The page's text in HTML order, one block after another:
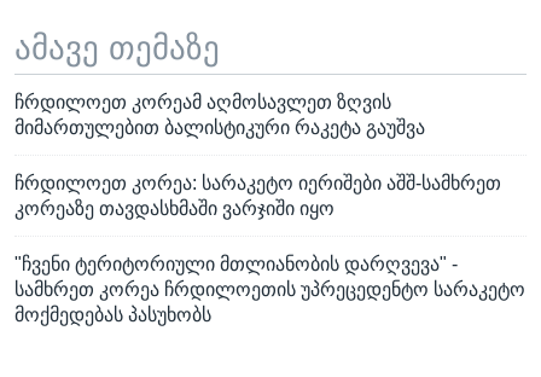
ამავე თემაზე
ჩრდილოეთ კორეამ აღმოსავლეთ ზღვის
მიმართულებით ბალისტიკური რაკეტა გაუშვა
ჩრდილოეთ კორეა: სარაკეტო იერიშები აშშ-სამხრეთ
კორეაზე თავდასხმაში ვარჯიში იყო
"ჩვენი ტერიტორიული მთლიანობის დარღვევა" -
სამხრეთ კორეა ჩრდილოეთის უპრეცედენტო სარაკეტო
მოქმედებას პასუხობს